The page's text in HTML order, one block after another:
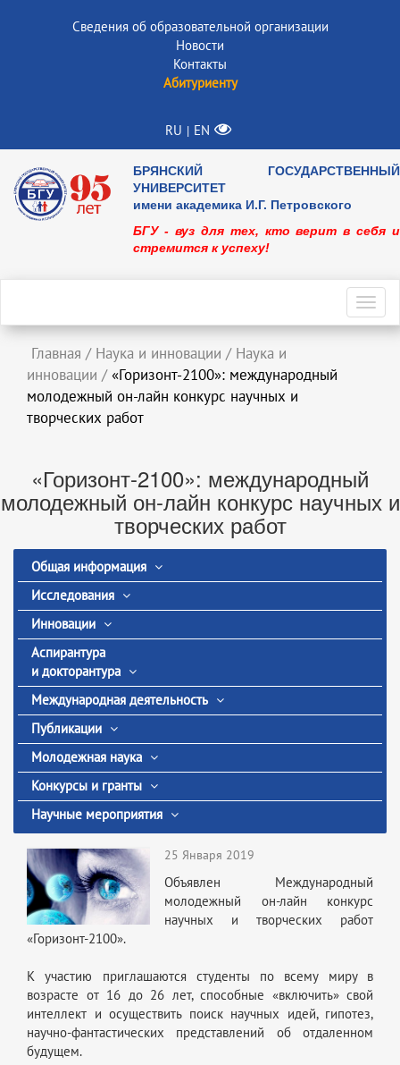
Сведения об образовательной организации
Новости
Контакты
Абитуриенту
RU | EN
БРЯНСКИЙ ГОСУДАРСТВЕННЫЙ
УНИВЕРСИТЕТ
имени академика И.Г. Петровского
БГУ - вуз для тех, кто верит в себя и
стремится к успеху!
Главная / Наука и инновации / Наука и
инновации / «Горизонт-2100»: международный
молодежный он-лайн конкурс научных и
творческих работ
«Горизонт-2100»: международный
молодежный он-лайн конкурс научных и
творческих работ
Общая информация
Исследования
Инновации
Аспирантура
и докторантура
Международная деятельность
Публикации
Молодежная наука
Конкурсы и гранты
Научные мероприятия
25 Января 2019
Объявлен Международный
молодежный он-лайн конкурс
научных и творческих работ
«Горизонт-2100».
К участию приглашаются студенты по всему миру в
возрасте от 16 до 26 лет, способные «включить» свой
интеллект и осуществить поиск научных идей, гипотез,
научно-фантастических представлений об отдаленном
будущем.